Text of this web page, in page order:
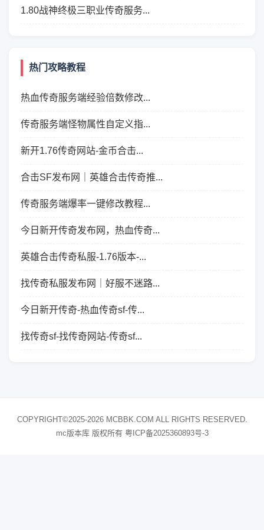
1.80战神终极三职业传奇服务...
热门攻略教程
热血传奇服务端经验倍数修改...
传奇服务端怪物属性自定义指...
新开1.76传奇网站-金币合击...
合击SF发布网｜英雄合击传奇推...
传奇服务端爆率一键修改教程...
今日新开传奇发布网，热血传奇...
英雄合击传奇私服-1.76版本-...
找传奇私服发布网｜好服不迷路...
今日新开传奇-热血传奇sf-传...
找传奇sf-找传奇网站-传奇sf...
COPYRIGHT©2025-2026 MCBBK.COM ALL RIGHTS RESERVED.
mc版本库 版权所有 粤ICP备2025360893号-3